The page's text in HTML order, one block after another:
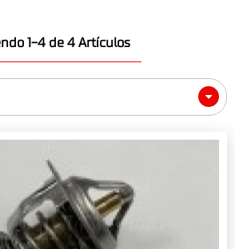
1-4 de 4 Artículos